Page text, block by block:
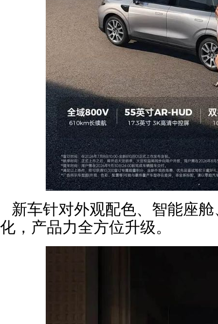
新车针对外观配色、智能座
化，产品力全方位升级。